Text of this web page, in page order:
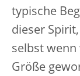
typische
dieser
selbst wenn
Größe